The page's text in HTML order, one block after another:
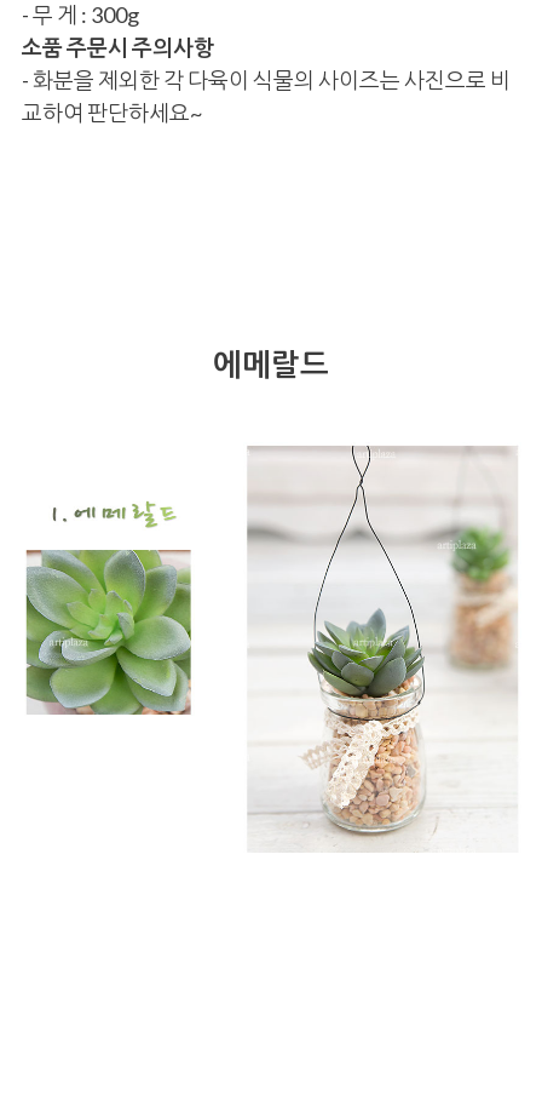
- 무 게 : 300g
소품 주문시 주의사항
- 화분을 제외한 각 다육이 식물의 사이즈는 사진으로 비
교하여 판단하세요~
에메랄드